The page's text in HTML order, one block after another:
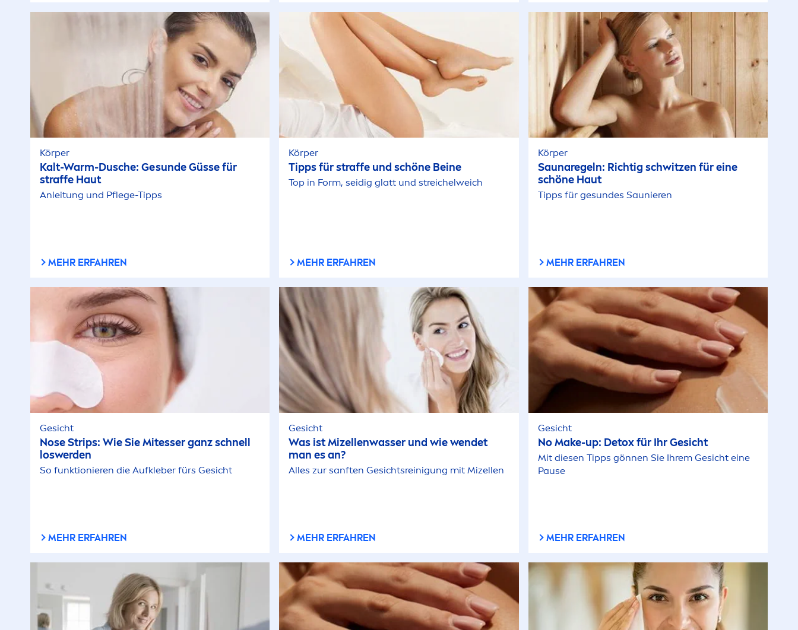
Körper
Kalt-Warm-Dusche: Gesunde Güsse für
straffe Haut
Anleitung und Pflege-Tipps
MEHR ERFAHREN
Körper
Tipps für straffe und schöne Beine
Top in Form, seidig glatt und streichelweich
MEHR ERFAHREN
Körper
Saunaregeln: Richtig schwitzen für eine
schöne Haut
Tipps für gesundes Saunieren
MEHR ERFAHREN
Gesicht
Nose Strips: Wie Sie Mitesser ganz schnell
loswerden
So funktionieren die Aufkleber fürs Gesicht
MEHR ERFAHREN
Gesicht
Was ist Mizellenwasser und wie wendet
man es an?
Alles zur sanften Gesichtsreinigung mit Mizellen
MEHR ERFAHREN
Gesicht
No Make-up: Detoxfür Ihr Gesicht
Mit diesen Tipps gönnen Sie Ihrem Gesicht eine
Pause
MEHR ERFAHREN